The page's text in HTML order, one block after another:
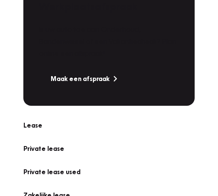
Maak een afspraak
Lease
Private lease
Private lease used